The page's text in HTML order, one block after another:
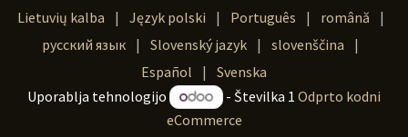
Lietuvių kalba
| Język polski | Português | română
|
русский язык | Slovenský jazyk | slovenščina
|
Español
|
Svenska
Uporablja tehnologijo
- Številka 1Odprto kodni
eCommerce